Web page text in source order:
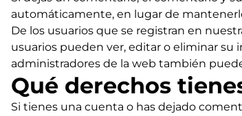
automáticamente, en lugar de
De los usuarios que se registran en
usuarios pueden ver, editar o eliminar
administradores de la web también
Qué derechos
Si tienes una cuenta o has dejado